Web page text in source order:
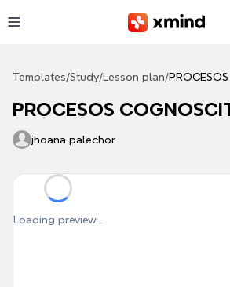
Templates/Study/ Lesson plan/
PROCESOS
jhoana palechor
Loading preview...